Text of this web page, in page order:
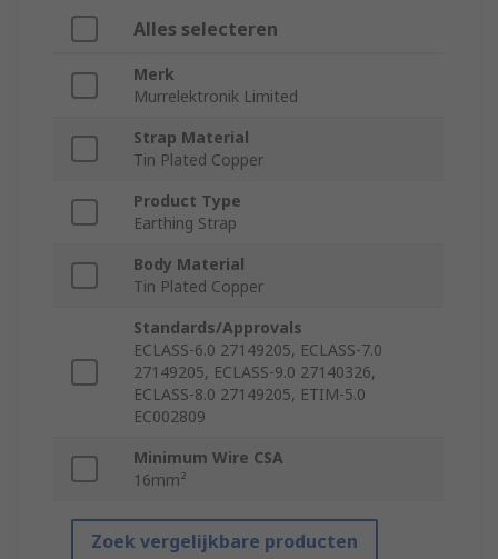
Alles selecteren
Merk
Murrelektronik Limited
Strap Material
Tin Plated Copper
Product Type
Earthing Strap
Body Material
Tin Plated Copper
Standards/Approvals
ECLASS-6.0 27149205, ECLASS-7.0
27149205, ECLASS-9.0 27140326,
ECLASS-8.0 27149205, ETIM-5.0
EC002809
Minimum Wire CSA
16mm²
Zoek vergelijkbare producten